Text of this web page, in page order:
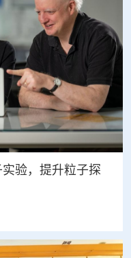
验，提升粒子探